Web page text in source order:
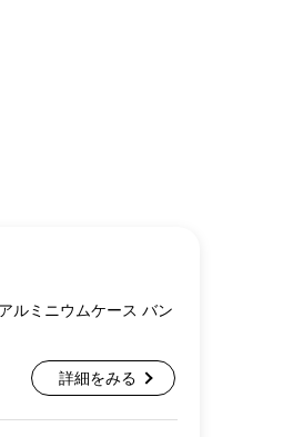
ルミニウムケース バン
詳細をみる